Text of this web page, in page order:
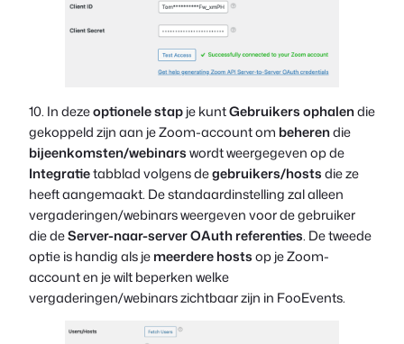
10. In dezeoptionele stapje kuntGebruikers ophalendie
gekoppeld zijn aan je Zoom-account om beherendie
bijeenkomsten/webinarswordt weergegeven op de
Integratietabblad volgens degebruikers/hostsdie ze
heeft aangemaakt. De standaardinstelling zalalleen
vergaderingen/webinars weergeven voor de gebruiker
die deServer-naar-server OAuth referenties. De tweede
optie is handig als jemeerdere hostsop je Zoom-
account en je wilt beperken welke
vergaderingen/webinars zichtbaar zijn in FooEvents.